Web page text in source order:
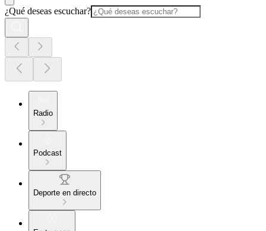
¿Qué deseas escuchar?
Radio
Podcast
Deporte en directo